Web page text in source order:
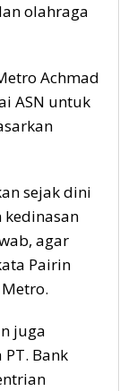
olahraga
Achmad
ASN untuk
sejak dini
kedinasan
agar
Pairin
juga
Bank